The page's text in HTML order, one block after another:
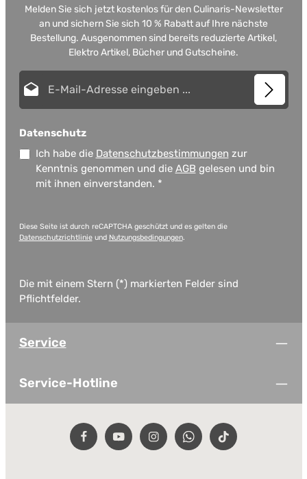
Melden Sie sich jetzt kostenlos für den Culinaris-Newsletter
an und sichern Sie sich 10 % Rabatt auf Ihre nächste
Bestellung. Ausgenommen sind bereits reduzierte Artikel,
Elektro Artikel, Bücher und Gutscheine.
Datenschutz
Ich habe die Datenschutzbestimmungen zur
Kenntnis genommen und die AGB gelesen und bin
mit ihnen einverstanden. *
Diese Seite ist durch reCAPTCHA geschützt und es gelten die
Datenschutzrichtlinieund Nutzungsbedingungen.
Die mit einem Stern (*) markierten Felder sind
Pflichtfelder.
Service
Service-Hotline